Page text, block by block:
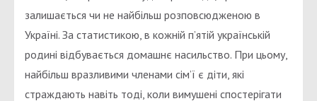
залишається чи не найбільш розповсюдженою в
Україні. За статистикою, в кожній п’ятій українській
родині відбувається домашнє насильство. При цьому,
найбільш вразливими членами сім’ї є діти, які
страждають навіть тоді, коли вимушені спостерігати